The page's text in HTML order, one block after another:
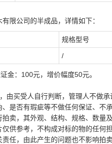
限公司的半成品，详情如下：
规格型号
/
金： 100元，增价幅度50元。
由买受人自行判断，管理人不做承
是否有瑕疵等不做任何保证、
卖，其外观、结构、规格、数
供参考，不构成对标的物的任
任，由此产生的问题也不影响拍